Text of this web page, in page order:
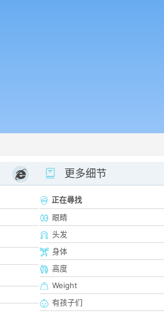
更多细节
正在尋找
眼睛
头发
身体
高度
Weight
有孩子们